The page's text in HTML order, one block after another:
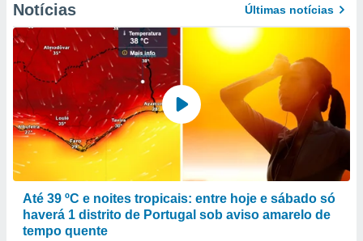
Notícias Últimas notícias
Até 39 ºC e noites tropicais: entre hoje e sábado só
haverá 1 distrito de Portugal sob aviso amarelo de
tempo quente